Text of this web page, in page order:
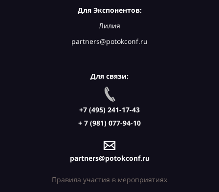
Для Экспонентов:
Лилия
partners@potokconf.ru
Для связи:
+7 (495) 241-17-43
+ 7 (981) 077-94-10
partners@potokconf.ru
Правила участия в мероприятиях